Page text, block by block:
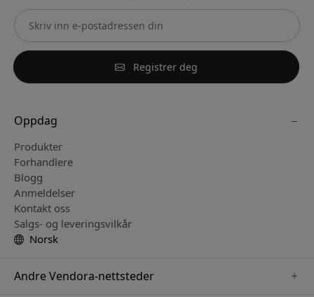
Registrer deg
Oppdag
Produkter
Forhandlere
Blogg
Anmeldelser
Kontakt oss
Salgs- og leveringsvilkår
Norsk
Andre Vendora-nettsteder